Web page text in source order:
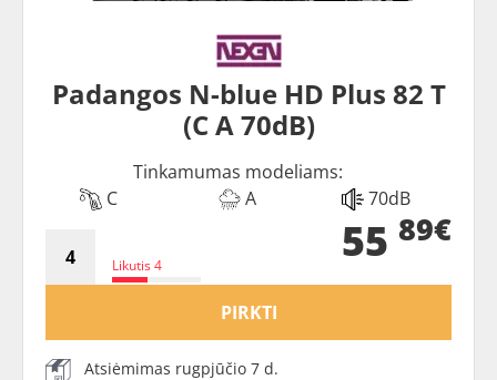
Padangos N-blue HD Plus 82 T
(C A 70dB)
Tinkamumas modeliams:
C
A 70dB
Likutis 4 55 89€
PIRKTI
Atsiėmimas rugpjūčio 7 d.